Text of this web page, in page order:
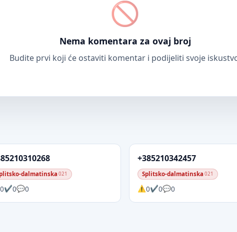
Nema komentara za ovaj broj
Budite prvi koji će ostaviti komentar i podijeliti svoje
dalmatinska 021
0 0 0
+385210342457
Splitsko-dalmatinska 021
0 0 0